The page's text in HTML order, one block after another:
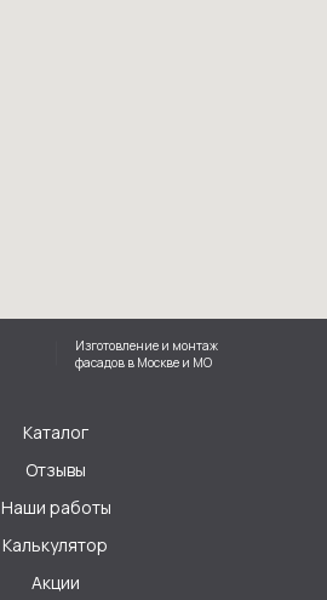
Наши работы
Отзывы
Калькулятор
Акции
Каталог
Изготовление и монтаж
фасадов в Москве и МО